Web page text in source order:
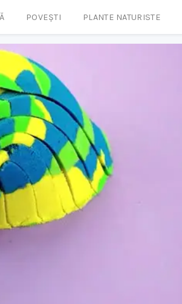
POVEȘTI PLANTE NATURISTE